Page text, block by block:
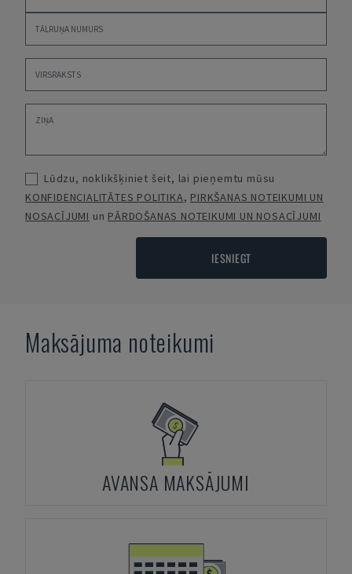
Lūdzu, noklikšķiniet šeit, lai pieņemtu mūsu
KONFIDENCIALITĀTES POLITIKA, PIRKŠANAS NOTEIKUMI UN
NOSACĪJUMI un PĀRDOŠANAS NOTEIKUMI UN NOSACĪJUMI
IESNIEGT
Maksājuma noteikumi
AVANSA MAKSĀJUMI